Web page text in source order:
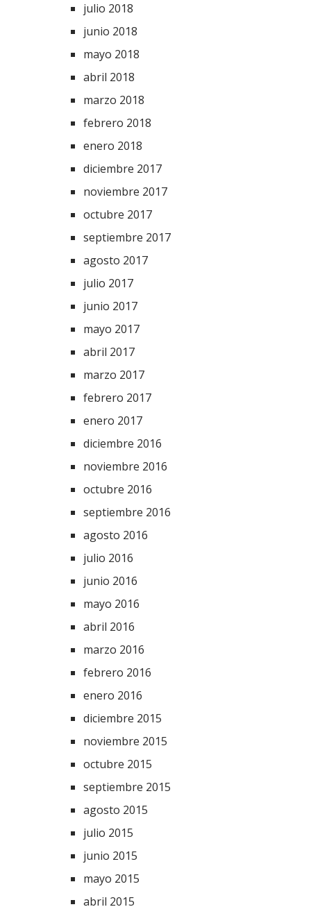
julio 2018
junio 2018
mayo 2018
abril 2018
marzo 2018
febrero 2018
enero 2018
diciembre 2017
noviembre 2017
octubre 2017
septiembre 2017
agosto 2017
julio 2017
junio 2017
mayo 2017
abril 2017
marzo 2017
febrero 2017
enero 2017
diciembre 2016
noviembre 2016
octubre 2016
septiembre 2016
agosto 2016
julio 2016
junio 2016
mayo 2016
abril 2016
marzo 2016
febrero 2016
enero 2016
diciembre 2015
noviembre 2015
octubre 2015
septiembre 2015
agosto 2015
julio 2015
junio 2015
mayo 2015
abril 2015